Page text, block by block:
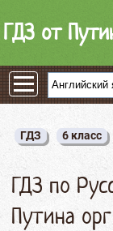
ГДЗ от
ГДЗ 6 класс
ГДЗ по
Путина орг